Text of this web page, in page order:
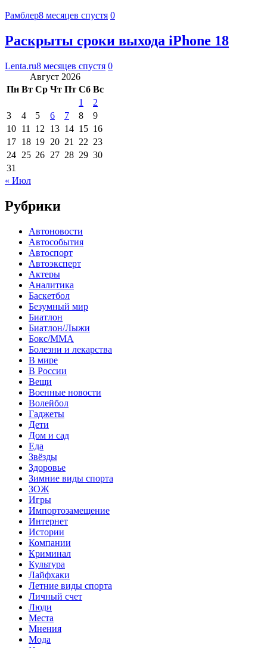
Рамблер8 месяцев спустя 0
Раскрыты сроки выхода iPhone 18
Lenta.ru8 месяцев спустя 0
Август 2026
Пн Вт Ср Чт Пт Сб Вс
1
2
3
4 5 6 7 8
9
10 11 12 13 14 15 16
17 18 19 20 21 22 23
24 25 26 27 28 29 30
31
« Июл
Рубрики
Автоновости
Автособытия
Автоспорт
Автоэксперт
Актеры
Аналитика
Баскетбол
Безумный мир
Биатлон
Биатлон/Лыжи
Бокс/MMA
Болезни и лекарства
В мире
В России
Вещи
Военные новости
Волейбол
Гаджеты
Дети
Дом и сад
Еда
Звёзды
Здоровье
Зимние виды спорта
ЗОЖ
Игры
Импортозамещение
Интернет
Истории
Компании
Криминал
Культура
Лайфхаки
Летние виды спорта
Личный счет
Люди
Места
Мнения
Мода